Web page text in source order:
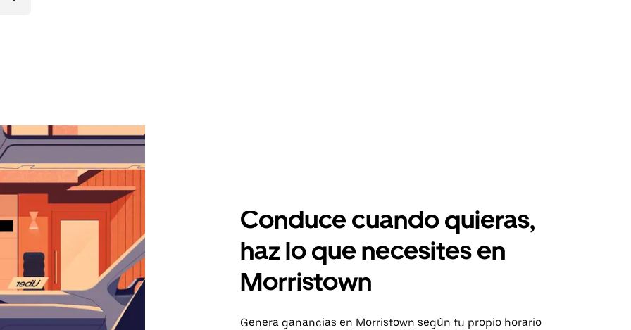
Conduce cuando quieras,
haz lo que necesites en
Morristown
Genera ganancias en Morristown según tu propio horario